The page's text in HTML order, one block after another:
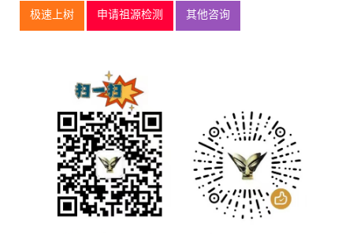
极速上树 申请祖源检测 其他咨询